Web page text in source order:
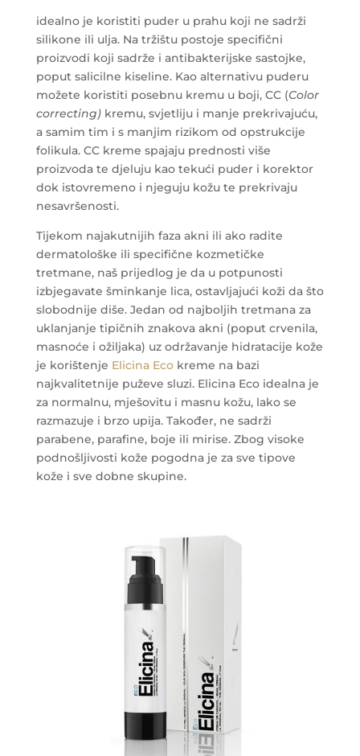
idealno je koristiti puder u prahu koji ne sadrži
silikone ili ulja. Na tržištu postoje specifični
proizvodi koji sadrže i antibakterijske sastojke,
poput salicilne kiseline. Kao alternativu puderu
možete koristiti posebnu kremu u boji, CC (Color
correcting) kremu, svjetliju i manje prekrivajuću,
a samim tim i s manjim rizikom od opstrukcije
folikula. CC kreme spajaju prednosti više
proizvoda te djeluju kao tekući puder i korektor
dok istovremeno i njeguju kožu te prekrivaju
nesavršenosti.
Tijekom najakutnijih faza akni ili ako radite
dermatološke ili specifične kozmetičke
tretmane, naš prijedlog je da u potpunosti
izbjegavate šminkanje lica, ostavljajući koži da što
slobodnije diše. Jedan od najboljih tretmana za
uklanjanje tipičnih znakova akni (poput crvenila,
masnoće i ožiljaka) uz održavanje hidratacije kože
je korištenje Elicina Ecokreme na bazi
najkvalitetnije puževe sluzi. Elicina Eco idealna je
za normalnu, mješovitu i masnu kožu, lako se
razmazuje i brzo upija. Također, ne sadrži
parabene, parafine, boje ili mirise. Zbog visoke
podnošljivosti kože pogodna je za sve tipove
kože i sve dobne skupine.